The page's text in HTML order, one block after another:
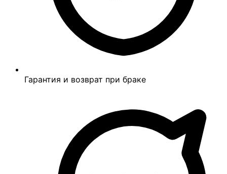
Гарантия и возврат при браке